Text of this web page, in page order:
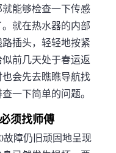
能够检查一下传感
就在热水器的内部
插头，轻轻地按紧
前几天处于春运返
会先去瞧瞧导航找
一下简单的问题。
须找师傅
故障仍旧顽固地呈现